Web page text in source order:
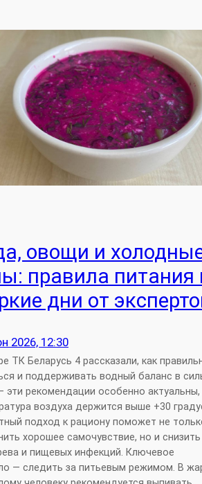
овощи и
правила питания
дни от
2026, 12:30
ТК Беларусь 4 рассказали, как
и поддерживать водный баланс в
эти рекомендации особенно актуальны,
воздуха держится выше +30
подход к рациону поможет не
хорошее самочувствие, но и снизить
и пищевых инфекций. Ключевое
— следить за питьевым режимом. В